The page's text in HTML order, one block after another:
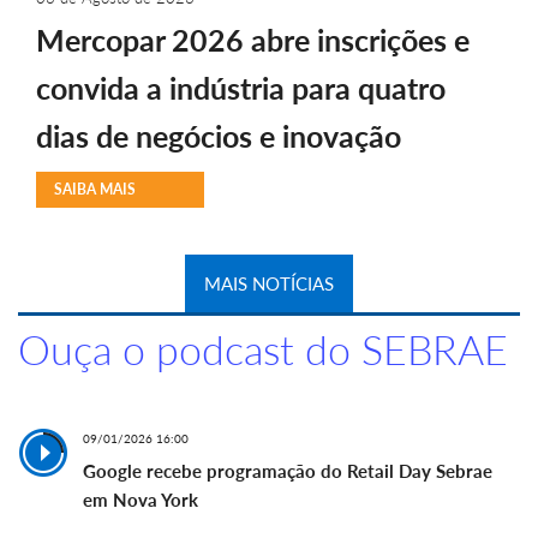
Mercopar 2026 abre inscrições e
convida a indústria para quatro
dias de negócios e inovação
SAIBA MAIS
MAIS NOTÍCIAS
Ouça o podcast do SEBRAE
09/01/2026 16:00
Google recebe programação do Retail Day Sebrae
em Nova York